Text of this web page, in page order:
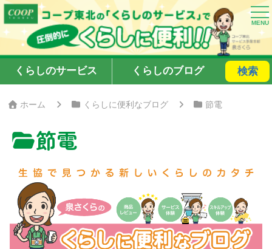
くらしのサービス くらしのブログ 検索
ホーム くらしに便利なブログ 節電
節電